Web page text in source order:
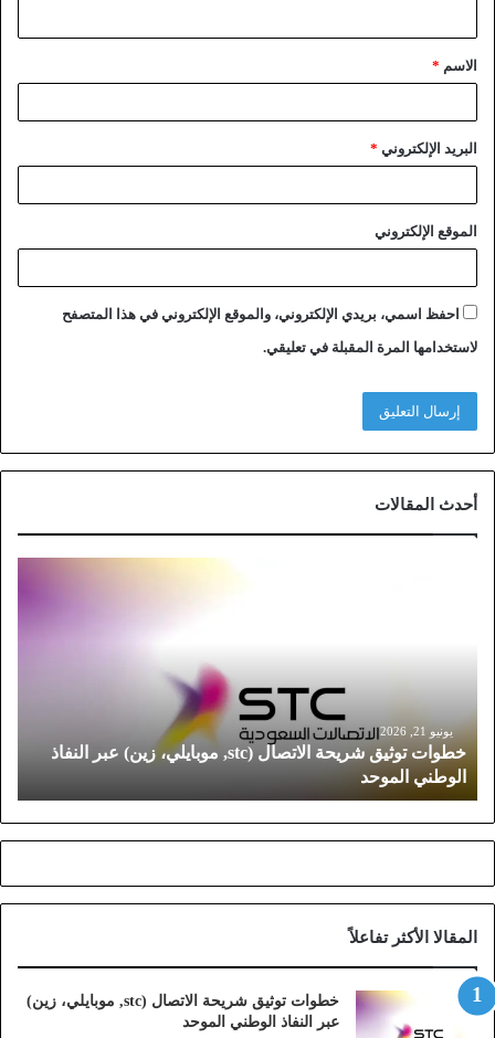
الاسم *
البريد الإلكتروني *
الموقع الإلكتروني
احفظ اسمي، بريدي الإلكتروني، والموقع الإلكتروني في هذا المتصفح
لاستخدامها المرة المقبلة في تعليقي.
أحدث المقالات
ش
ر
ل
ا
ت
ص
يونيو 21, 2026
خطوات توثيق شريحة الاتصال (stc, موبايلي، زين) عبر النفاذ
الوطني الموحد
المقالا الأكثر تفاعلاً
خطوات توثيق شريحة الاتصال (stc, موبايلي، زين)
عبر النفاذ الوطني الموحد